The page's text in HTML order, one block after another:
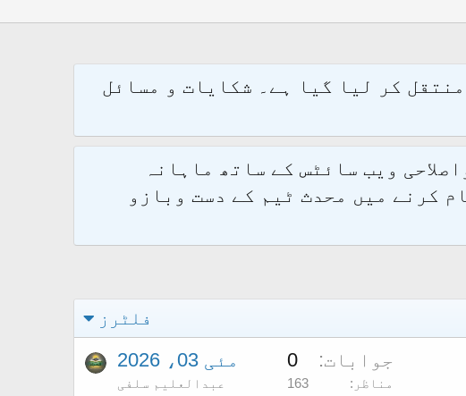
ویئر زین فورو 2.1.7 پر کامیابی سے منتقل کر لیا گیا ہے۔ شکایات و مسائل
ویب سائٹس کے ساتھ ماہانہ
کرنے میں محدث ٹیم کے دست وبازو
فلٹرز
جوابات 0
مناظر 163
مئی 03، 2026
عبدالعلیم سلفی